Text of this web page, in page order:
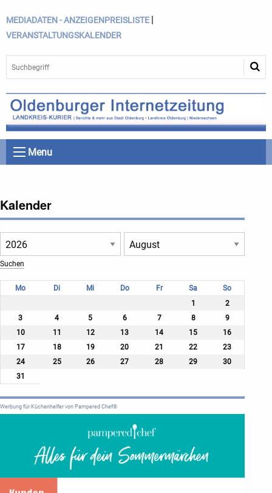
MEDIADATEN - ANZEIGENPREISLISTE |
VERANSTALTUNGSKALENDER
Menu
Kalender
Mo Di Mi Do Fr Sa
So
1
2
3
4 5 6 7 8
9
10
11 12 13 14 15
16
17
18 19 20 21 22
23
24
25 26 27 28 29
30
31
Werbung für Küchenhelfer von Pampered Chef®